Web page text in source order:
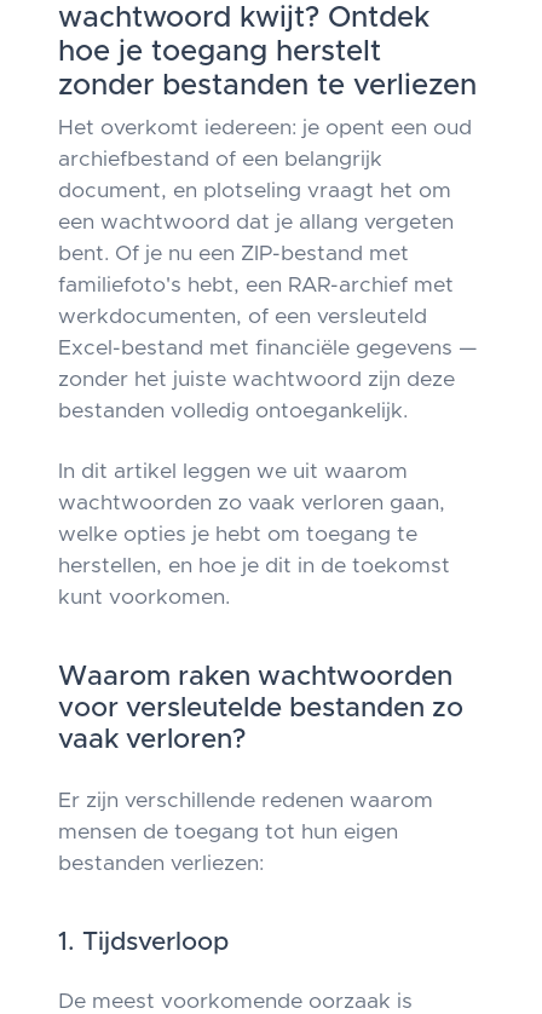
wachtwoord kwijt? Ontdek
hoe je toegang herstelt
zonder bestanden te verliezen
Het overkomt iedereen: je opent een oud
archiefbestand of een belangrijk
document, en plotseling vraagt het om
een wachtwoord dat je allang vergeten
bent. Of je nu een ZIP-bestand met
familiefoto's hebt, een RAR-archief met
werkdocumenten, of een versleuteld
Excel-bestand met financiële gegevens —
zonder het juiste wachtwoord zijn deze
bestanden volledig ontoegankelijk.
In dit artikel leggen we uit waarom
wachtwoorden zo vaak verloren gaan,
welke opties je hebt om toegang te
herstellen, en hoe je dit in de toekomst
kunt voorkomen.
Waarom raken wachtwoorden
voor versleutelde bestanden zo
vaak verloren?
Er zijn verschillende redenen waarom
mensen de toegang tot hun eigen
bestanden verliezen:
1. Tijdsverloop
De meest voorkomende oorzaak is